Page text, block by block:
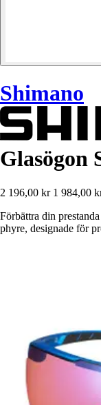
Shimano
Glasögon
2 196,00 kr 1 984,00
Förbättra din
phyre, designade för